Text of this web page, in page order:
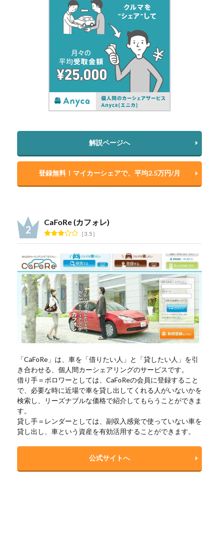
解説ページへ
登録無料！マイカーシェアで、平均2.5万円/月
CaFoRe (カフォレ)
3.5
「CaFoRe」は、車を「借りたい人」と「貸したい人」を引
き合わせる、個人間カーシェアリングのサービスです。
借り手＝ボロワーとしては、CaFoReの会員に登録すること
で、必要な時に近場で車を貸し出してくれる人がいないかを
検索し、リーズナブルな価格で紹介してもらうことができま
す。
貸し手＝レンダーとしては、副収入感覚で使っていない車を
貸し出し、車という資産を有効活用することができます。
公式サイトへ